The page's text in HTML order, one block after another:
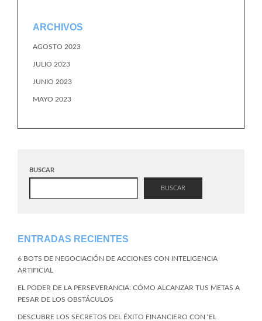
ARCHIVOS
AGOSTO 2023
JULIO 2023
JUNIO 2023
MAYO 2023
BUSCAR
BUSCAR
ENTRADAS RECIENTES
6 BOTS DE NEGOCIACIÓN DE ACCIONES CON INTELIGENCIA
ARTIFICIAL
EL PODER DE LA PERSEVERANCIA: CÓMO ALCANZAR TUS METAS A
PESAR DE LOS OBSTÁCULOS
DESCUBRE LOS SECRETOS DEL ÉXITO FINANCIERO CON ‘EL